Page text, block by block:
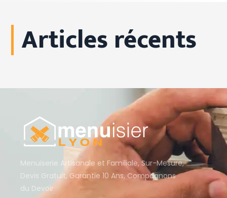
Articles récents
Menuiserie Artisanale et Familiale, Sur-Mesure,
Devis Gratuit, Garantie 10 Ans, Compagnons
du Devoir